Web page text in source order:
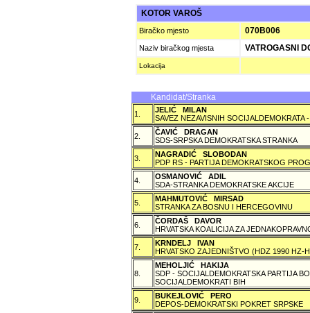
KOTOR VAROŠ
Biračko mjesto 070B006
Naziv biračkog mjesta VATROGASNI
Lokacija
Kandidat/Stranka
1.
JELIĆ MILAN
SAVEZ NEZAVISNIH SOCIJALDEMOKRATA
2.
ČAVIĆ DRAGAN
SDS-SRPSKA DEMOKRATSKA STRANKA
3.
NAGRADIĆ SLOBODAN
PDP RS - PARTIJA DEMOKRATSKOG
4.
OSMANOVIĆ ADIL
SDA-STRANKA DEMOKRATSKE AKCIJE
5.
MAHMUTOVIĆ MIRSAD
STRANKA ZA BOSNU I HERCEGOVINU
6.
ČORDAŠ DAVOR
HRVATSKA KOALICIJA ZA
7.
KRNDELJ IVAN
HRVATSKO ZAJEDNIŠTVO (HDZ 1990 HZ-
8.
MEHOLJIĆ HAKIJA
SDP - SOCIJALDEMOKRATSKA PARTIJA
SOCIJALDEMOKRATI BIH
9.
BUKEJLOVIĆ PERO
DEPOS-DEMOKRATSKI POKRET SRPSKE